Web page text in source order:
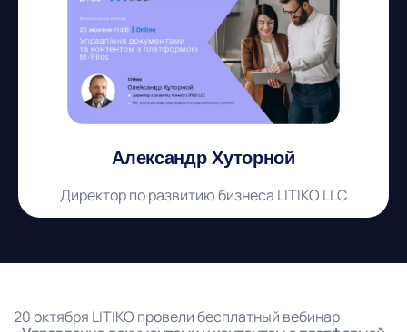
Александр Хуторной
Директор по развитию бизнеса LITIKO LLC
20 октября LITIKO провели бесплатный вебинар